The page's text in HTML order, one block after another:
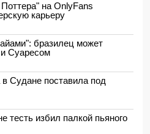
на OnlyFans
карьеру
бразилец может
Суаресом
Судане поставила под
тесть избил палкой пьяного